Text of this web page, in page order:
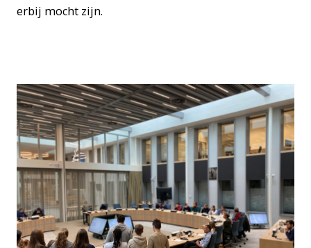
erbij mocht zijn.